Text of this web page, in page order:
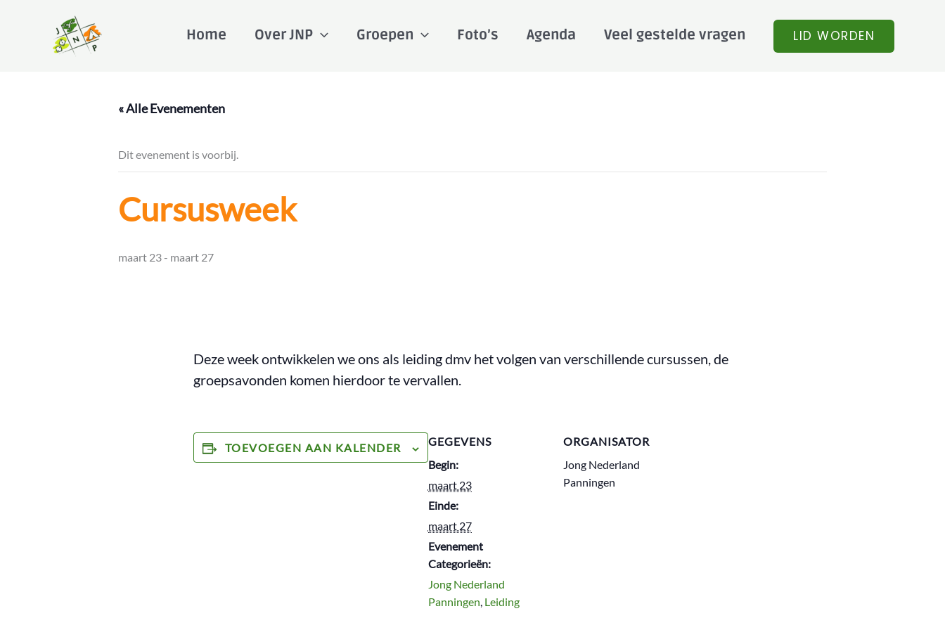
Home Over JNP Groepen Foto’s Agenda Veel gestelde vragen LID WORDEN
« Alle Evenementen
Dit evenement is voorbij.
Cursusweek
maart 23- maart 27
Deze week ontwikkelen we ons als leiding dmv het volgen van verschillende cursussen, de
groepsavonden komen hierdoor te vervallen.
TOEVOEGEN AAN KALENDER
GEGEVENS
Begin:
maart 23
Einde:
maart 27
Evenement
Categorieën:
Jong Nederland
Panningen, Leiding
ORGANISATOR
Jong Nederland
Panningen